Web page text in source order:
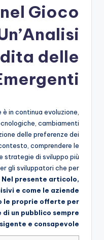
Gioco
delle
in continua evoluzione,
cambiamenti
delle preferenze dei
comprendere le
strategie di sviluppo più
gli sviluppatori che per
Nel presente articolo,
e come le aziende
le proprie offerte per
un pubblico sempre
e consapevole.